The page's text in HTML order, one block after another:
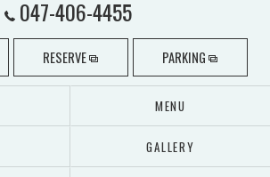
047-406-4455
RESERVE PARKING
MENU
GALLERY